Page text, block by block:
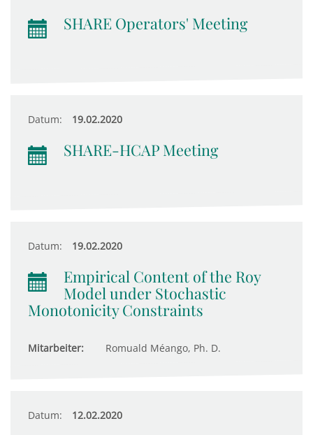
SHARE Operators' Meeting
Datum: 19.02.2020
SHARE-HCAP Meeting
Datum: 19.02.2020
Empirical Content of the Roy
Model under Stochastic
Monotonicity Constraints
Mitarbeiter: Romuald Méango, Ph. D.
Datum: 12.02.2020